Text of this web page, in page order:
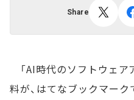
Share
「AI時代のソフトウェア
料が、はてなブックマーク